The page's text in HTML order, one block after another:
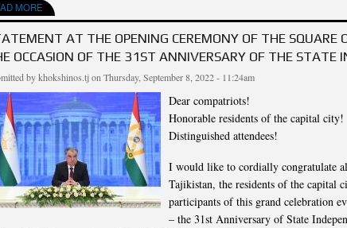
MORE
ABOUT ПОЗДРАВИТЕЛЬНОЕ ПОСЛАНИЕ ЛИДЕРА НАЦИИ, ПРЕЗИДЕНТА
ЭМОМАЛИ РАХМОНА В ЧЕСТЬ 31-Й ГОДОВЩИНЫ
AT THE OPENING CEREMONY OF THE SQUARE
OCCASION OF THE 31ST ANNIVERSARY OF THE STATE
bykhokshinos.tjon Thursday, September 8, 2022 - 11:24am
Dear compatriots!
Honorable residents of the capital city!
Distinguished attendees!
I would like to cordially congratulate
Tajikistan, the residents of the capital
participants of this grand celebration
– the 31st Anniversary of State